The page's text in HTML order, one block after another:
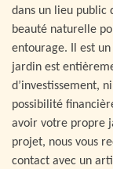
dans un lieu public
beauté naturelle
entourage. Il est
jardin est
d’investissement,
possibilité
avoir votre propre
projet, nous vous
contact avec un